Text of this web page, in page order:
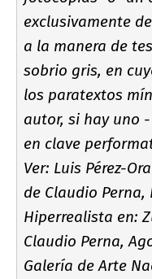
exclusivamente
a la manera de
sobrio gris, en
los paratextos
autor, si hay uno
en clave
Ver: Luis Pérez-
de Claudio Perna,
Hiperrealista en:
Claudio Perna,
Galerí­a de Arte